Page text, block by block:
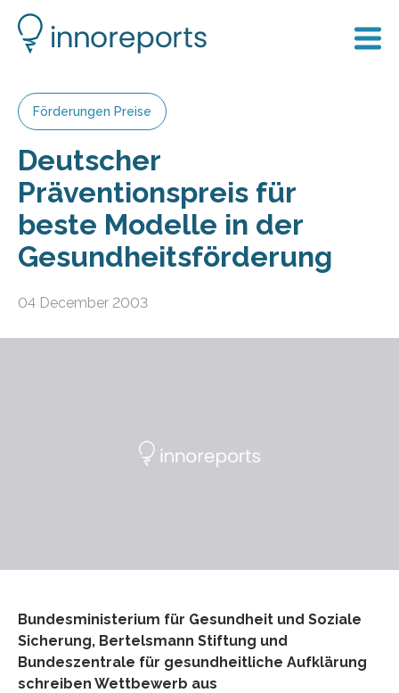
Förderungen Preise
Deutscher
Präventionspreis für
beste Modelle in der
Gesundheitsförderung
04 December 2003
Bundesministerium für Gesundheit und Soziale
Sicherung, Bertelsmann Stiftung und
Bundeszentrale für gesundheitliche Aufklärung
schreiben Wettbewerb aus